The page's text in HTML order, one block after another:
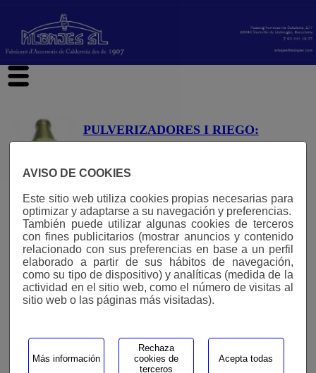
AVISO DE COOKIES
Este sitio web utiliza cookies propias necesarias para
optimizar y adaptarse a su navegación y preferencias.
También puede utilizar algunas cookies de terceros
con fines publicitarios (mostrar anuncios y contenido
relacionado con sus preferencias en base a un perfil
elaborado a partir de sus hábitos de navegación,
como su tipo de dispositivo) y analíticas (medida de la
actividad en el sitio web, como el número de visitas al
sitio web o las páginas más visitadas).
Más información
Rechaza
cookies de
terceros
Acepta todas
PULVERIZADORES I RIEGO:
PULVERIZADORES I RIEGO:
Fig. 562
Pitón de Riego Manguera "Espiga", Latón, de
í˜12mm hasta í˜40mm, de 3/8" hasta 1", Roscas
gas BSP.
Fig. 562.1